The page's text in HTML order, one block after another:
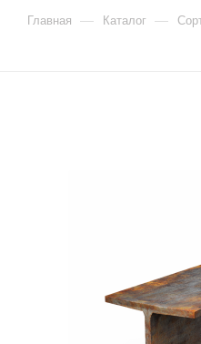
Главная — Каталог —